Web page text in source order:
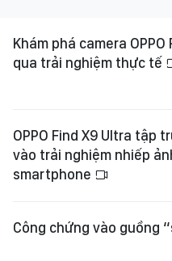
Khám phá camera OPPO
qua trải nghiệm thực tế
OPPO Find X9 Ultra tập
vào trải nghiệm nhiếp
smartphone
Công chứng vào guồng